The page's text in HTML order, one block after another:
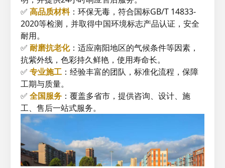
✅ 高品质材料：环保无毒，符合国标GB/T 14833-
2020等检测，并取得中国环境标志产品认证，安全
耐用。
✅ 耐磨抗老化：适应南阳地区的气候条件等因素，
抗紫外线，色彩持久鲜艳，使用寿命长。
✅ 专业施工 ：经验丰富的团队，标准化流程，保障
工期与质量。
✅ 全国服务 ：覆盖多省市，提供咨询、设计、施
工、售后一站式服务。